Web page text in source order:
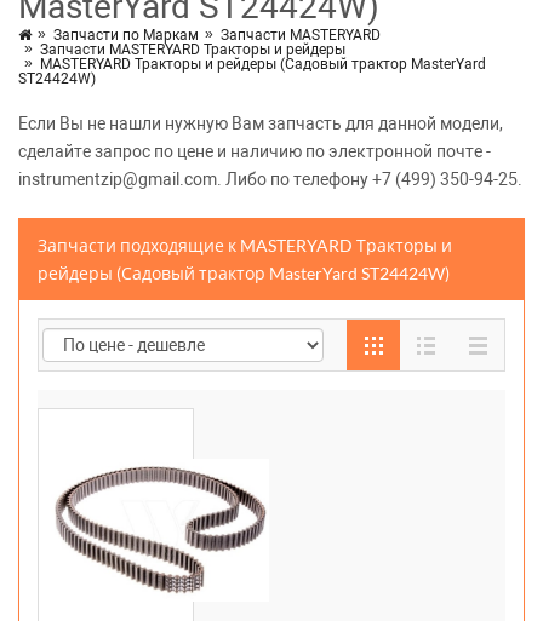
Запчасти по Маркам
Запчасти MASTERYARD
Запчасти MASTERYARD Тракторы и рейдеры
MASTERYARD Тракторы и рейдеры (Садовый трактор MasterYard
ST24424W)
Если Вы не нашли нужную Вам запчасть для данной модели,
сделайте запрос по цене и наличию по электронной почте -
instrumentzip@gmail.com. Либо по телефону +7 (499) 350-94-25.
Запчасти подходящие к MASTERYARD Тракторы и
рейдеры (Садовый трактор MasterYard ST24424W)